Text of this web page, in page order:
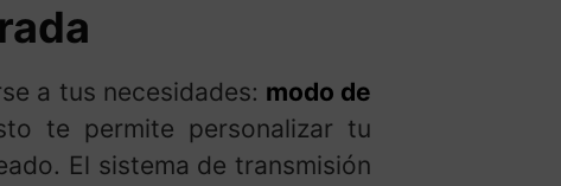
a tus necesidades: modo de
te permite personalizar tu
El sistema de transmisión